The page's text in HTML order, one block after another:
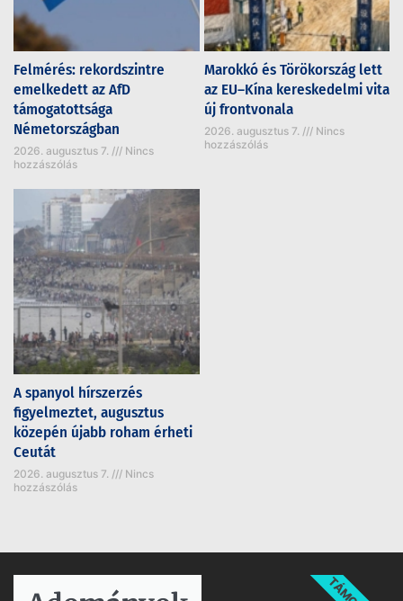
Felmérés: rekordszintre
emelkedett az AfD
támogatottsága
Németországban
2026. augusztus 7.
Nincs
hozzászólás
Marokkó és Törökország lett
az EU–Kína kereskedelmi vita
új frontvonala
2026. augusztus 7.
Nincs
hozzászólás
A spanyol hírszerzés
figyelmeztet, augusztus
közepén újabb roham érheti
Ceutát
2026. augusztus 7.
Nincs
hozzászólás